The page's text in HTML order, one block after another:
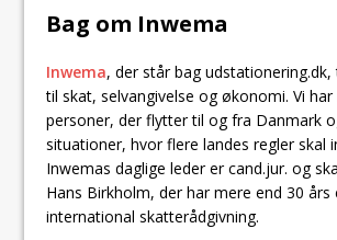
Bag om Inwema
Inwema, der står bag
til skat, selvangivelse og økonomi. Vi
personer, der flytter til og fra Danmark
situationer, hvor flere landes regler skal
Inwemas daglige leder er cand.jur. og
Hans Birkholm, der har mere end 30 års
international skatterådgivning.